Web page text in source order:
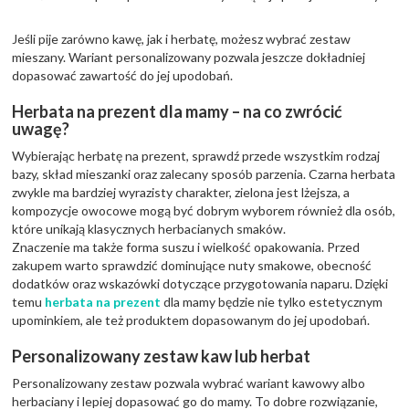
Jeśli pije zarówno kawę, jak i herbatę, możesz wybrać zestaw
mieszany. Wariant personalizowany pozwala jeszcze dokładniej
dopasować zawartość do jej upodobań.
Herbata na prezent dla mamy – na co zwrócić
uwagę?
Wybierając herbatę na prezent, sprawdź przede wszystkim rodzaj
bazy, skład mieszanki oraz zalecany sposób parzenia. Czarna herbata
zwykle ma bardziej wyrazisty charakter, zielona jest lżejsza, a
kompozycje owocowe mogą być dobrym wyborem również dla osób,
które unikają klasycznych herbacianych smaków.
Znaczenie ma także forma suszu i wielkość opakowania. Przed
zakupem warto sprawdzić dominujące nuty smakowe, obecność
dodatków oraz wskazówki dotyczące przygotowania naparu. Dzięki
temu herbata na prezent dla mamy będzie nie tylko estetycznym
upominkiem, ale też produktem dopasowanym do jej upodobań.
Personalizowany zestaw kaw lub herbat
Personalizowany zestaw pozwala wybrać wariant kawowy albo
herbaciany i lepiej dopasować go do mamy. To dobre rozwiązanie,